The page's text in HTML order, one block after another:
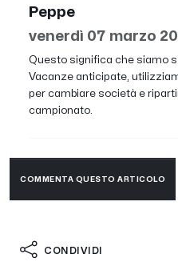
Peppe
venerdì 07 marzo
Questo significa che siamo
Vacanze anticipate,
per cambiare società e
campionato.
COMMENTA QUESTO ARTICOLO
CONDIVIDI